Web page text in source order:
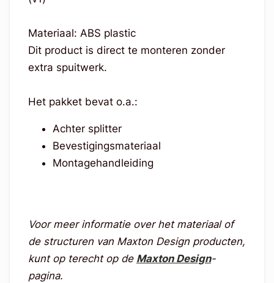
Materiaal: ABS plastic
Dit product is direct te monteren zonder
extra spuitwerk.
Het pakket bevat o.a.:
Achter splitter
Bevestigingsmateriaal
Montagehandleiding
Voor meer informatie over het materiaal of
de structuren van Maxton Design producten,
kunt op terecht op de Maxton Design-
pagina.